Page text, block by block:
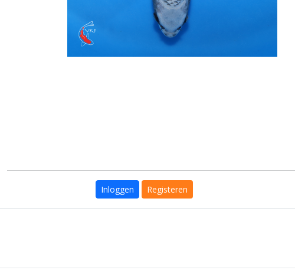
Inloggen Registeren